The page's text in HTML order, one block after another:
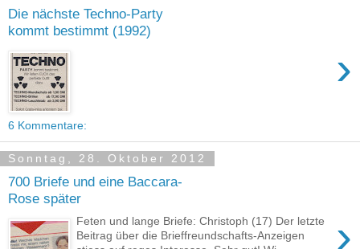
Die nächste Techno-Party
kommt bestimmt (1992)
›
6 Kommentare:
Sonntag, 28. Oktober 2012
700 Briefe und eine Baccara-
Rose später
›
Feten und lange Briefe: Christoph (17) Der letzte
Beitrag über die Brieffreundschafts-Anzeigen